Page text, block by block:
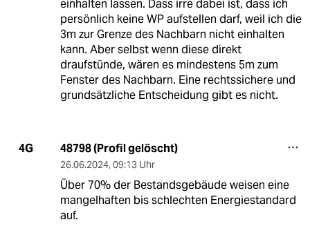
einhalten lassen. Dass irre dabei ist, dass ich
persönlich keine WP aufstellen darf, weil ich die
3m zur Grenze des Nachbarn nicht einhalten
kann. Aber selbst wenn diese direkt
draufstünde, wären es mindestens 5m zum
Fenster des Nachbarn. Eine rechtssichere und
grundsätzliche Entscheidung gibt es nicht.
4G 48798 (Profil gelöscht)
26.06.2024, 09:13 Uhr
Über 70% der Bestandsgebäude weisen eine
mangelhaften bis schlechten Energiestandard
auf.